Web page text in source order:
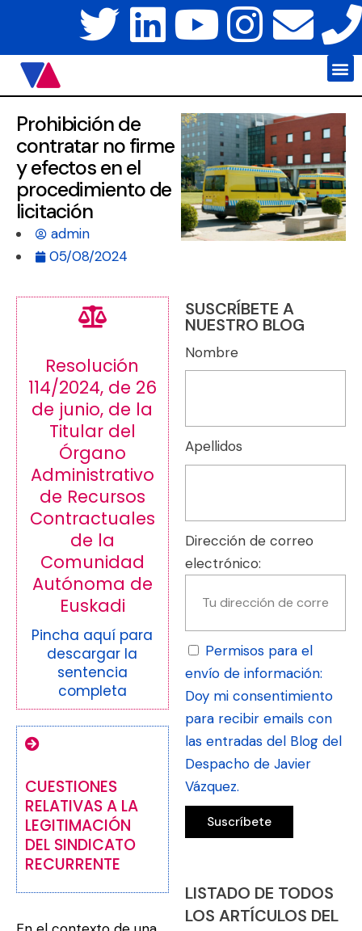
Prohibición de
contratar no firme
y efectos en el
procedimiento de
licitación
admin
05/08/2024
Resolución
114/2024, de 26
de junio, de la
Titular del
Órgano
Administrativo
de Recursos
Contractuales
de la
Comunidad
Autónoma de
Euskadi
Pincha aquí para
descargar la
sentencia
completa
CUESTIONES
RELATIVAS A LA
LEGITIMACIÓN
DEL SINDICATO
RECURRENTE
SUSCRÍBETE A
NUESTRO BLOG
Nombre
Apellidos
Dirección de correo
electrónico:
Permisos para el
envío de información:
Doy mi consentimiento
para recibir emails con
las entradas del Blog del
Despacho de Javier
Vázquez.
LISTADO DE TODOS
LOS ARTÍCULOS DEL